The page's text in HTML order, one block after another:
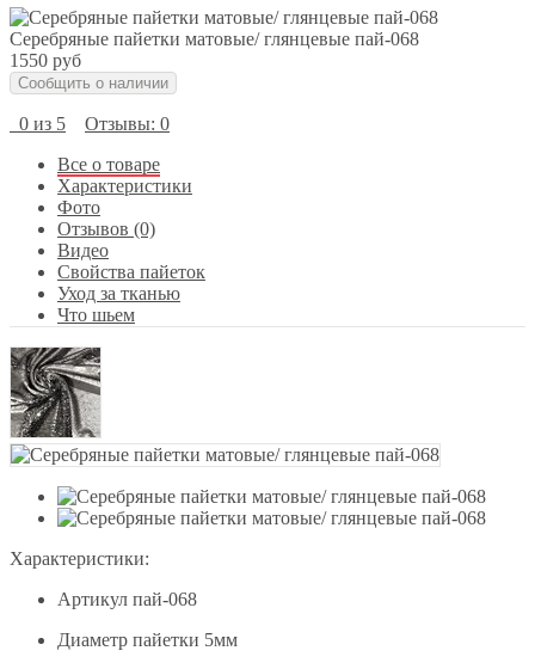
Серебряные пайетки матовые/ глянцевые пай-068
1550 руб
Сообщить о наличии
0 из 5
Отзывы: 0
Все о товаре
Характеристики
Фото
Отзывов (0)
Видео
Свойства пайеток
Уход за тканью
Что шьем
Характеристики:
Артикул пай-068
Диаметр пайетки 5мм